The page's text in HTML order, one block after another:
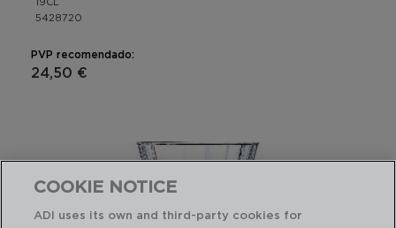
5428720
PVP recomendado:
24,50 €
COOKIE NOTICE
ADI uses its own and third-party cookies for